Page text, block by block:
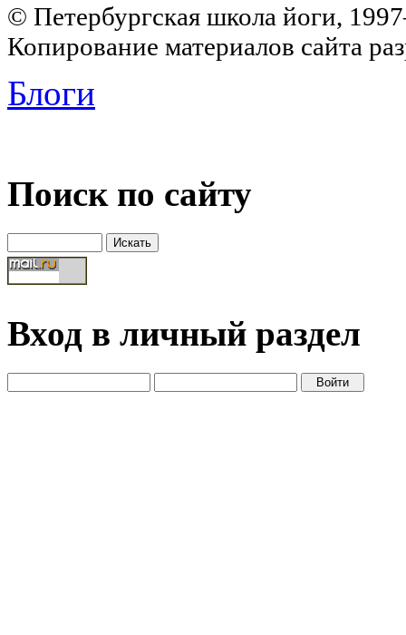
© Петербургская школа йоги,
Копирование материалов сайта
Блоги
Поиск по сайту
Вход в личный раздел